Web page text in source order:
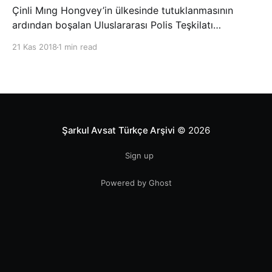
Çinli Mıng Hongvey’in ülkesinde tutuklanmasının
ardından boşalan Uluslararası Polis Teşkilatı
21 Kas 2018 1 min read
Şarkul Avsat Türkçe Arşivi © 2026
Sign up
Powered by Ghost